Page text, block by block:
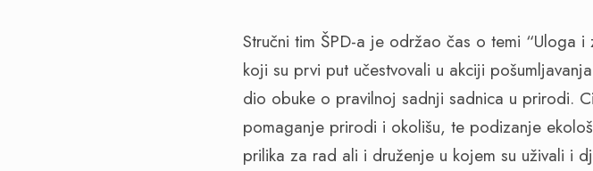
Stručni tim ŠPD-a je održao čas o temi “Uloga
koji su prvi put učestvovali u akciji
dio obuke o pravilnoj sadnji sadnica u prirodi.
pomaganje prirodi i okolišu, te podizanje
prilika za rad ali i druženje u kojem su uživali i